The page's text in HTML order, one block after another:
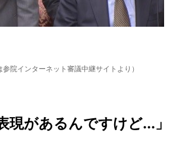
院インターネット審議中継サイトより）
現があるんですけど...」